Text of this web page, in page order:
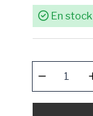
En stock